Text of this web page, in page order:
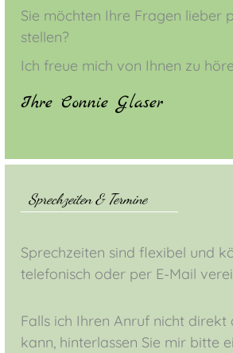
Sie möchten Ihre Fragen lieber
stellen?
Ich freue mich von Ihnen zu
Ihre Connie Glaser
Sprechzeiten & Termine
Sprechzeiten sind flexibel und
telefonisch oder per E-Mail
Falls ich Ihren Anruf nicht direkt
kann, hinterlassen Sie mir bitte